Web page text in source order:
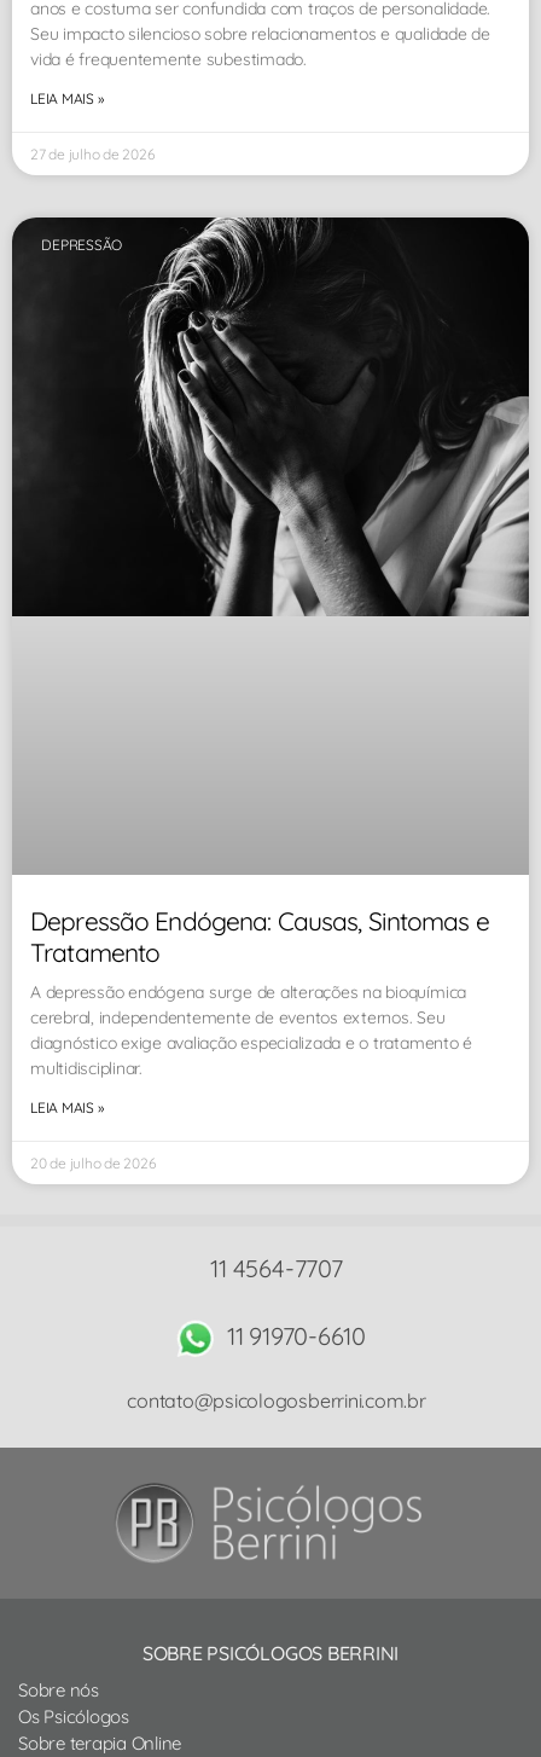
anos e costuma ser confundida com traços de personalidade.
Seu impacto silencioso sobre relacionamentos e qualidade de
vida é frequentemente subestimado.
LEIA MAIS »
27 de julho de 2026
DEPRESSÃO
Depressão Endógena: Causas, Sintomas e
Tratamento
A depressão endógena surge de alterações na bioquímica
cerebral, independentemente de eventos externos. Seu
diagnóstico exige avaliação especializada e o tratamento é
multidisciplinar.
LEIA MAIS »
20 de julho de 2026
11 4564-7707
11 91970-6610
contato@psicologosberrini.com.br
SOBRE PSICÓLOGOS BERRINI
Sobre nós
Os Psicólogos
Sobre terapia Online